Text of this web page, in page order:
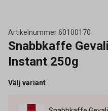
Artikelnummer60100170
Snabbkaffe
Instant 250g
Välj variant